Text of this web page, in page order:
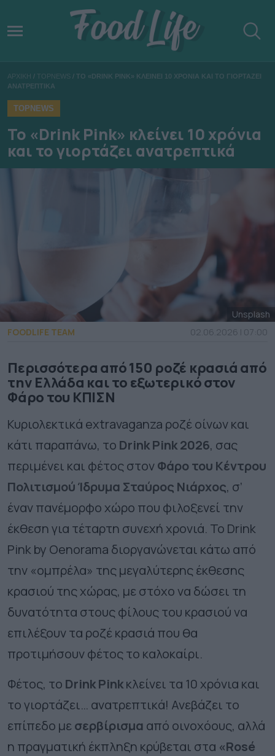
ΑΡΧΙΚΗ / TOPNEWS / ΤΟ «DRINK PINK» ΚΛΕΙΝΕΙ 10 ΧΡΟΝΙΑ ΚΑΙ ΤΟ ΓΙΟΡΤΑΖΕΙ
ΑΝΑΤΡΕΠΤΙΚΑ
TOPNEWS
Το «Drink Pink» κλείνει 10 χρόνια
και το γιορτάζει ανατρεπτικά
Unsplash
FOODLIFE TEAM
02.06.2026 | 07:00
Περισσότερα από 150 ροζέ κρασιά από
την Ελλάδα και το εξωτερικό στον
Φάρο του ΚΠΙΣΝ
Κυριολεκτικά extravaganza ροζέ οίνων και
κάτι παραπάνω, το DrinkPink2026, σας
περιμένει και φέτος στονΦάρο του Κέντρου
Πολιτισμού Ίδρυμα Σταύρος Νιάρχος, σ’
έναν πανέμορφο χώρο που φιλοξενεί την
έκθεση για τέταρτη συνεχή χρονιά. Το Drink
Pink by Oenorama διοργανώνεται κάτω από
την «ομπρέλα» της μεγαλύτερης έκθεσης
κρασιού της χώρας, με στόχο να δώσει τη
δυνατότητα στους φίλους του κρασιού να
επιλέξουν τα ροζέ κρασιά που θα
προτιμήσουν φέτος το καλοκαίρι.
Φέτος, το DrinkPinkκλείνει τα 10 χρόνια και
το γιορτάζει… ανατρεπτικά! Ανεβάζει το
επίπεδο μεσερβίρισμα από οινοχόους, αλλά
η πραγματική έκπληξη κρύβεται στα «Rosé